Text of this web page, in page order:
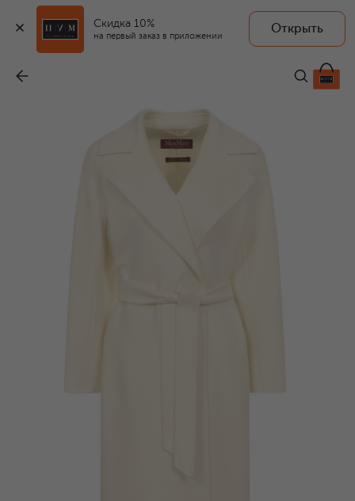
Скидка 10%
на первый заказ в приложении
Открыть
MAX MARA STUDIO
105 500 ₽